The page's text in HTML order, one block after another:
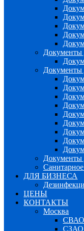
Документы
Документы
Документы
ДЛЯ БИЗНЕСА
ЦЕНЫ
КОНТАКТЫ
Москва
СВАО
СЗАО